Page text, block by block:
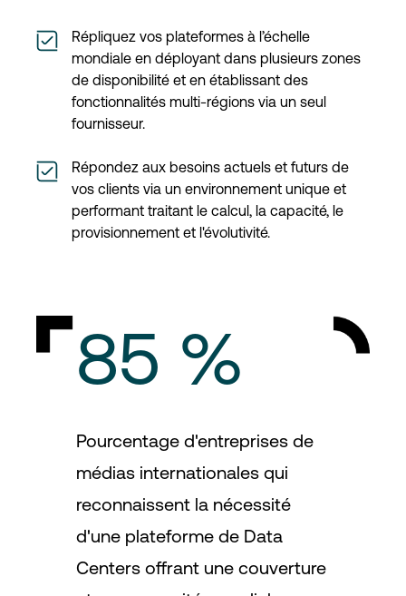
Répliquez vos plateformes à l’échelle
mondiale en déployant dans plusieurs zones
de disponibilité et en établissant des
fonctionnalités multi-régions via un seul
fournisseur.
Répondez aux besoins actuels et futurs de
vos clients via un environnement unique et
performant traitant le calcul, la capacité, le
provisionnement et l'évolutivité.
85 %
Pourcentage d'entreprises de
médias internationales qui
reconnaissent la nécessité
d'une plateforme de Data
Centers offrant une couverture